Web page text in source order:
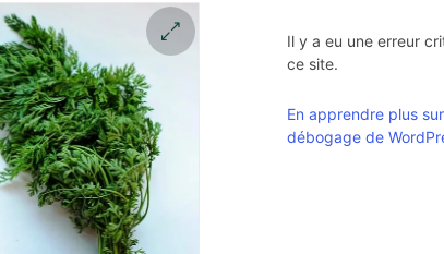
Il y a eu une erreur
ce site.
En apprendre plus
débogage de